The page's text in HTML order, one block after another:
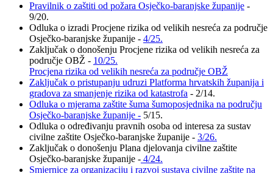
Pravilnik o zaštiti od požara Osječko-baranjske županije -
9/20.
Odluka o izradi Procjene rizika od velikih nesreća za područje
Osječko-baranjske županije - 4/25.
Zaključak o donošenju Procjene rizika od velikih nesreća za
područje OBŽ - 10/25.
Procjena rizika od velikih nesreća za područje OBŽ
Zaključak o pristupanju udruzi Platforma hrvatskih županija i
gradova za smanjenje rizika od katastrofa - 2/14.
Odluka o mjerama zaštite šuma šumoposjednika na području
Osječko-baranjske županije - 5/15.
Odluka o određivanju pravnih osoba od interesa za sustav
civilne zaštite Osječko-baranjske županije - 3/26.
Zaključak o donošenju Plana djelovanja civilne zaštite
Osječko-baranjske županije - 4/24.
Smjernice za organizaciju i razvoj sustava civilne zaštite na